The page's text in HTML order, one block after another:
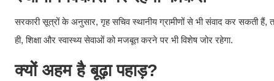
सरकारी सूत्रों के अनुसार, गृह सचिव स्थानीय ग्रामीणों से भी संवाद कर सकती
ही, शिक्षा और स्वास्थ्य सेवाओं को मजबूत करने पर भी विशेष जोर रहेगा.
क्यों अहम है बूढ़ा पहाड़?